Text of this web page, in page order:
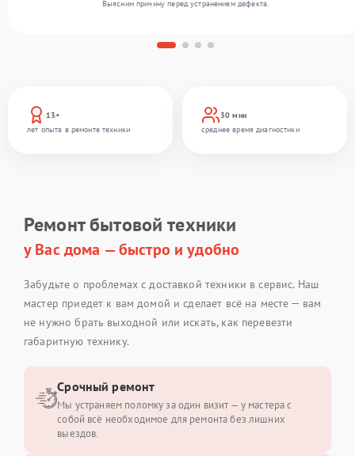
13+
лет опыта в ремонте техники
30 мин
среднее время диагностики
Выясним причину перед устранением дефекта.
Ремонт бытовой техники
у Вас дома — быстро и удобно
Забудьте о проблемах с доставкой техники в сервис. Наш
мастер приедет к вам домой и сделает всё на месте — вам
не нужно брать выходной или искать, как перевезти
габаритную технику.
Срочный ремонт
Мы устраняем поломку за один визит — у мастера с
собой всё необходимое для ремонта без лишних
выездов.